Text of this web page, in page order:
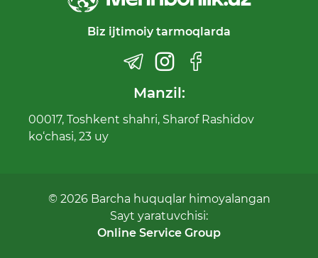
Biz ijtimoiy tarmoqlarda
Manzil:
00017, Toshkent shahri, Sharof Rashidov
ko‘chasi, 23 uy
© 2026 Barcha huquqlar himoyalangan
Sayt yaratuvchisi:
Online Service Group